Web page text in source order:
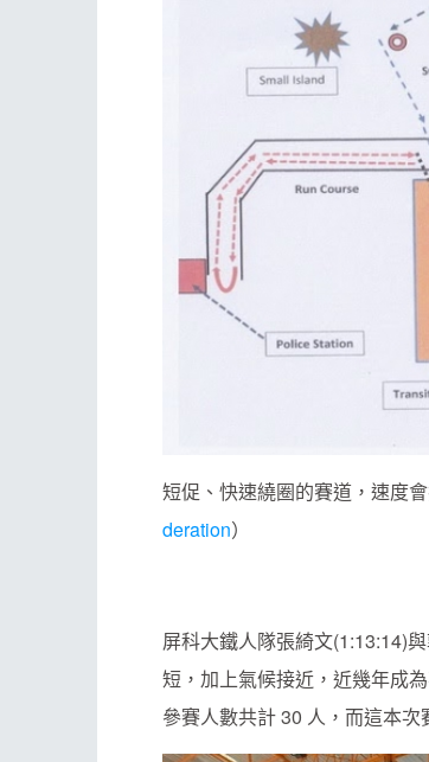
短促、快速繞圈的賽道，速度
deration）
屏科大鐵人隊張綺文(1:13:14)
短，加上氣候接近，近幾年成
參賽人數共計 30 人，而這本